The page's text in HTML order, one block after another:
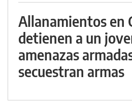
Allanamientos en
detienen a un
amenazas
secuestran armas